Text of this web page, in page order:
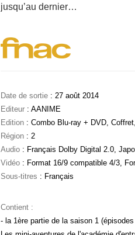
jusqu’au dernier…
Date de sortie : 27 août 2014
Editeur : AANIME
Edition : Combo Blu-ray + DVD,
Région : 2
Audio : Français Dolby Digital 2.0,
Vidéo : Format 16/9 compatible 4/3,
Sous-titres : Français
Contient :
- la 1ère partie de la saison 1